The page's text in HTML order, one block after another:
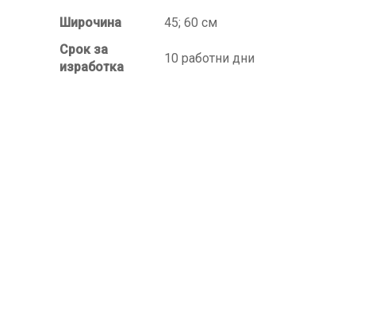
Широчина
45; 60 см
Срок за
изработка
10 работни дни